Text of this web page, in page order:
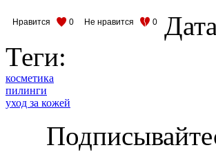
Нравится 0 Не нравится 0
Теги:
косметика
пилинги
уход за кожей